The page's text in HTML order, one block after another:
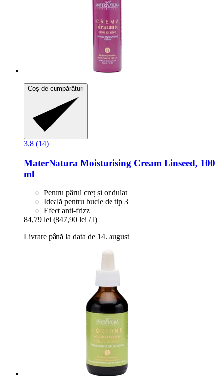
Coș de cumpărături
3.8 (14)
MaterNatura Moisturising Cream Linseed, 100
ml
Pentru părul creț și ondulat
Ideală pentru bucle de tip 3
Efect anti-frizz
84,79 lei (847,90 lei / l)
Livrare până la data de 14. august